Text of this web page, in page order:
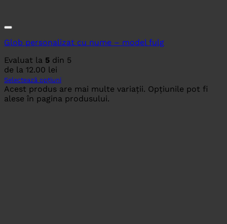
Glob personalizat cu nume – model fulg
Evaluat la 5 din 5
de la 12.00 lei
Selectează opțiuni
Acest produs are mai multe variații. Opțiunile pot fi
alese în pagina produsului.